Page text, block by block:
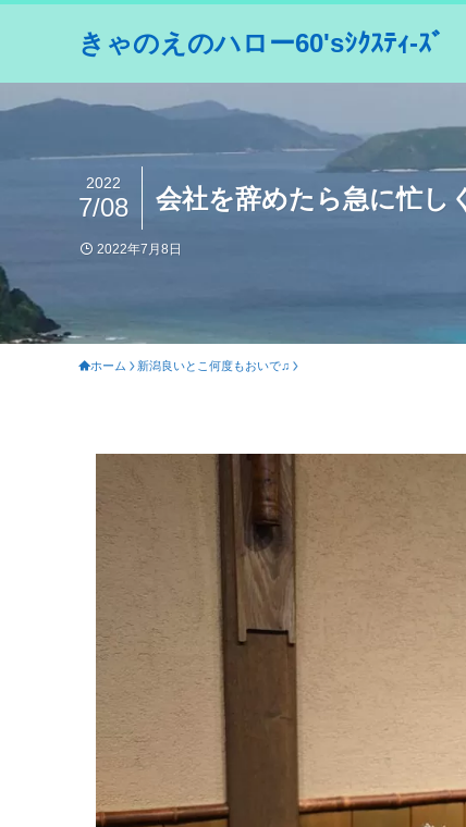
きゃのえのハロー60'sｼｸｽﾃｨ-ｽﾞ
会社を辞めたら急に忙し
2022
7/08
2022年7月8日
ホーム 新潟良いとこ何度もおいで♫